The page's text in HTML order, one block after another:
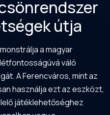
útja
a magyar
váló
A Ferencváros, mint az
használja ezt az eszközt,
játéklehetőséghez